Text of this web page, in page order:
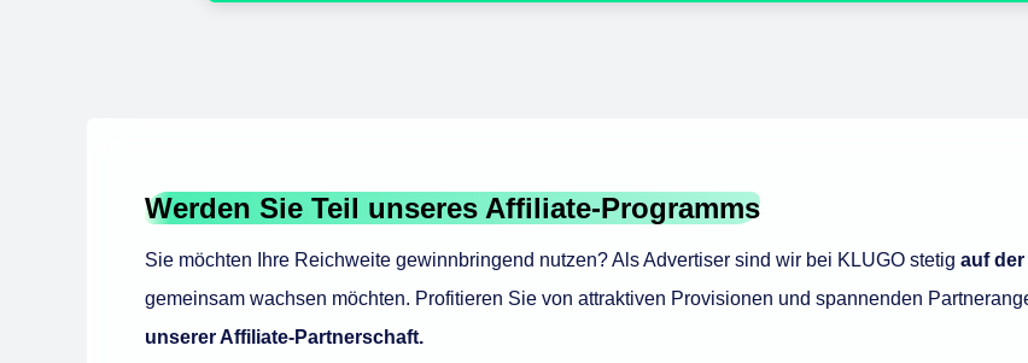
Werden Sie Teil unseres Affiliate-Programms
Sie möchten Ihre Reichweite gewinnbringend nutzen? Als Advertiser sind wir bei KLUGO stetig auf
gemeinsam wachsen möchten. Profitieren Sie von attraktiven Provisionen und spannenden
unserer Affiliate-Partnerschaft.